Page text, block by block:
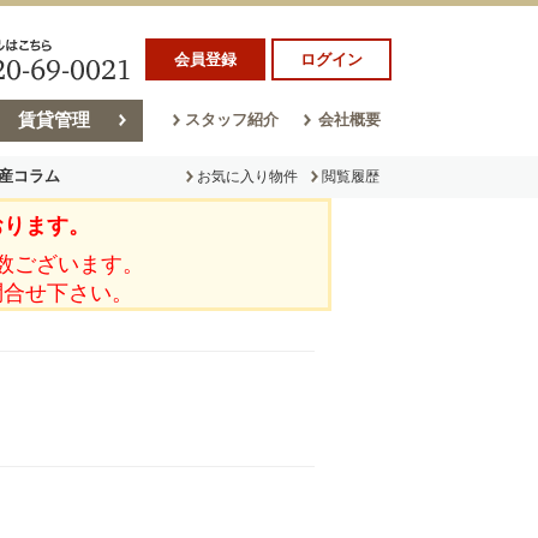
会員登録 ログイン
賃貸管理 スタッフ紹介 会社概要
コラム
ム
お気に入り物件 閲覧履歴
ます。
ざいます。
せ下さい。